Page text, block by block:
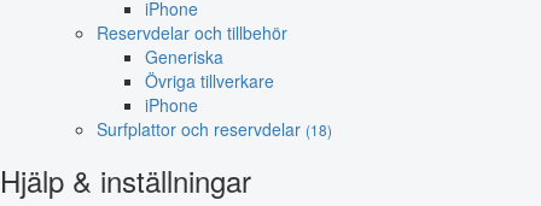
iPhone
Reservdelar och tillbehör
Generiska
Övriga tillverkare
iPhone
Surfplattor och reservdelar (18)
Hjälp & inställningar